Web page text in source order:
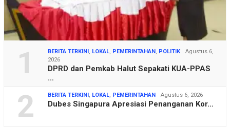
1 BERITA TERKINI, LOKAL, PEMERINTAHAN, POLITIK
Agustus 6,
2026
DPRD dan Pemkab Halut Sepakati KUA-PPAS
…
2 BERITA TERKINI, LOKAL, PEMERINTAHAN Agustus 6, 2026
Dubes Singapura Apresiasi Penanganan Kor…